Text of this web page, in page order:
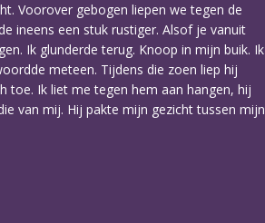
Voorover gebogen liepen we tegen de
ineens een stuk rustiger. Alsof je vanuit
Ik glunderde terug. Knoop in mijn buik. Ik
meteen. Tijdens die zoen liep hij
toe. Ik liet me tegen hem aan hangen, hij
van mij. Hij pakte mijn gezicht tussen mijn